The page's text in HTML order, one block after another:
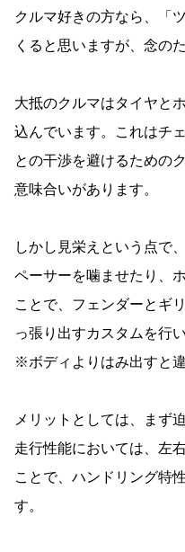
クルマ好きの方なら、「
くると思いますが、念の
大抵のクルマはタイヤと
込んでいます。これはチ
との干渉を避けるための
意味合いがあります。
しかし見栄えという点で
ペーサーを噛ませたり、
ことで、フェンダーとギ
っ張り出すカスタムを行
※ボディよりはみ出すと違
メリットとしては、まず
走行性能においては、左
ことで、ハンドリング特
す。